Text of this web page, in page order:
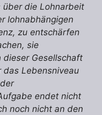
die Lohnarbeit
lohnabhängigen
zu entschärfen
sie
Gesellschaft
das Lebensniveau
endet nicht
noch nicht an den